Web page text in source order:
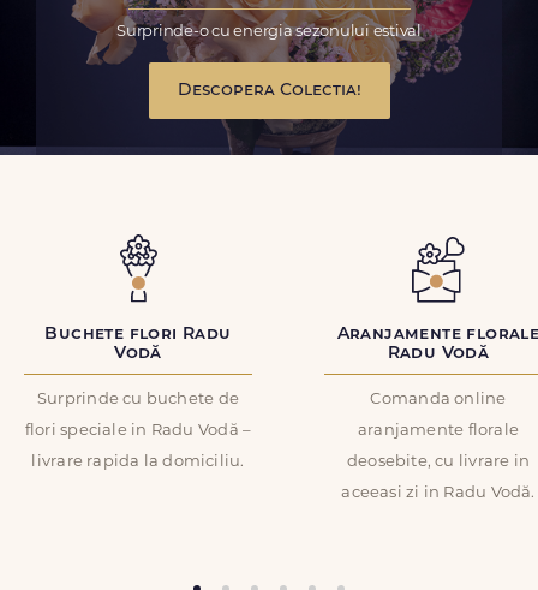
Surprinde-o cu energia sezonului estival
Descopera Colectia!
Buchete flori Radu
Vodă
Surprinde cu buchete de
flori speciale in Radu Vodă –
livrare rapida la domiciliu.
Aranjamente
Radu Vodă
Comanda online
aranjamente florale
deosebite, cu livrare in
aceeasi zi in Radu Vodă.